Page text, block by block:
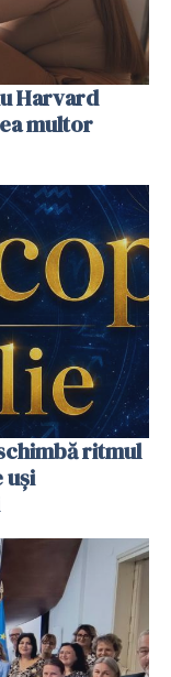
Harvard
multor
ritmul
uși